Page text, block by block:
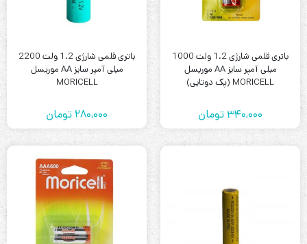
باتری قلمی شارژی 1.2 ولت 1000
میلی آمپر سایز AA موریسل
MORICELL (پک دوتایی)
340,000 تومان
باتری قلمی شارژی 1.2 ولت 2200
میلی آمپر سایز AA موریسل
MORICELL
280,000 تومان